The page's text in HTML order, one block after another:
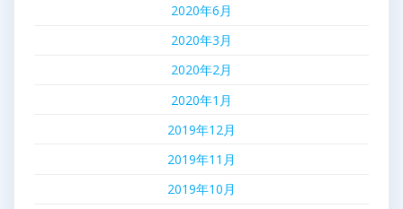
2020年6月
2020年3月
2020年2月
2020年1月
2019年12月
2019年11月
2019年10月